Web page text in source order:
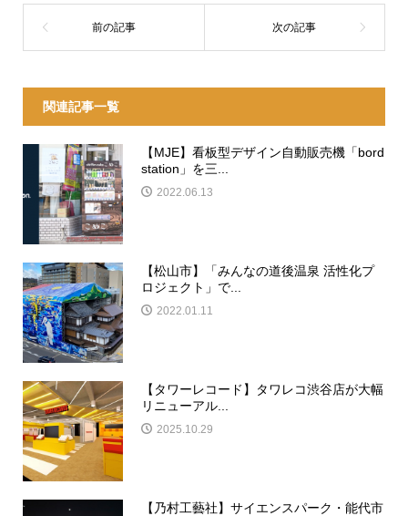
関連記事一覧
【MJE】看板型デザイン自動販売機「bord
station」を三...
2022.06.13
【松山市】「みんなの道後温泉 活性化プ
ロジェクト」で...
2022.01.11
【タワーレコード】タワレコ渋谷店が大幅
リニューアル...
2025.10.29
【乃村工藝社】サイエンスパーク・能代市